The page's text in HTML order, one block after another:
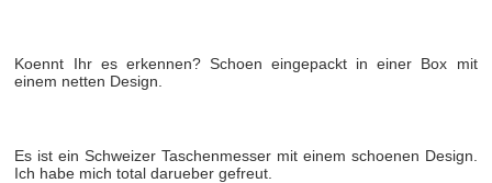
Koennt Ihr es erkennen? Schoen eingepackt in einer Box mit
einem netten Design.
Es ist ein Schweizer Taschenmesser mit einem schoenen Design.
Ich habe mich total darueber gefreut.